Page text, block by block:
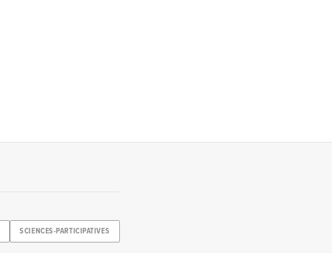
SCIENCES-PARTICIPATIVES